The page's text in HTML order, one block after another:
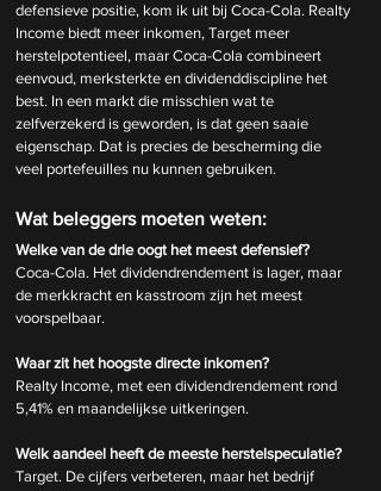
defensieve positie, kom ik uit bij Coca-Cola. Realty
Income biedt meer inkomen, Target meer
herstelpotentieel, maar Coca-Cola combineert
eenvoud, merksterkte en dividenddiscipline het
best. In een markt die misschien wat te
zelfverzekerd is geworden, is dat geen saaie
eigenschap. Dat is precies de bescherming die
veel portefeuilles nu kunnen gebruiken.
Wat beleggers moeten weten:
Welke van de drie oogt het meest defensief?
Coca-Cola. Het dividendrendement is lager, maar
de merkkracht en kasstroom zijn het meest
voorspelbaar.
Waar zit het hoogste directe inkomen?
Realty Income, met een dividendrendement rond
5,41% en maandelijkse uitkeringen.
Welk aandeel heeft de meeste herstelspeculatie?
Target. De cijfers verbeteren, maar het bedrijf